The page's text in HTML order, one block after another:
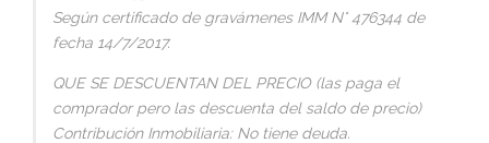
Según certificado de gravámenes IMM N° 476344 de
fecha 14/7/2017.
QUE SE DESCUENTAN DEL PRECIO (las paga el
comprador pero las descuenta del saldo de precio)
Contribución Inmobiliaria: No tiene deuda.